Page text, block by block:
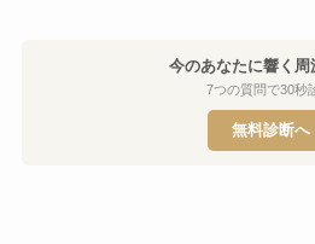
今のあなたに響く周
7つの質問で30秒
無料診断へ